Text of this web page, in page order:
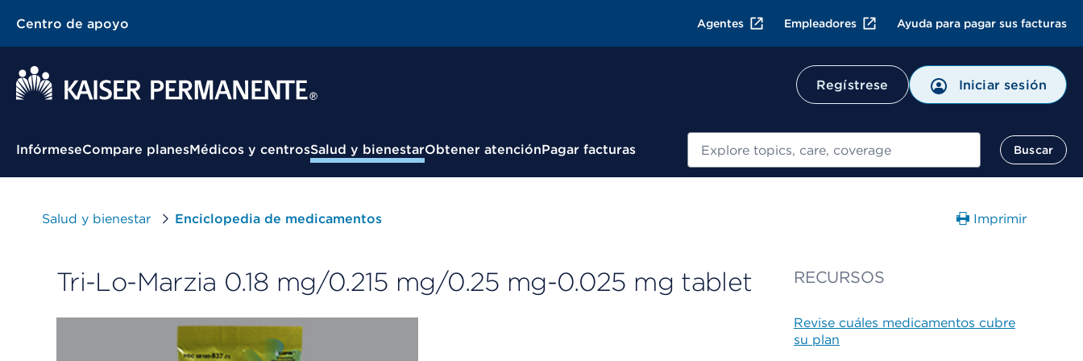
Centro de apoyo Agentes Empleadores Ayuda para pagar sus facturas
Regístrese Iniciar sesión
Menú contextual
InfórmeseCompare planesMédicos y centrosSalud y bienestarObtener atenciónPagar facturas Buscar
Salud y bienestar Enciclopedia de medicamentos Imprimir
Tri-Lo-Marzia 0.18 mg/0.215 mg/0.25 mg-0.025 mg tablet RECURSOS
Revise cuáles medicamentos cubre
su plan